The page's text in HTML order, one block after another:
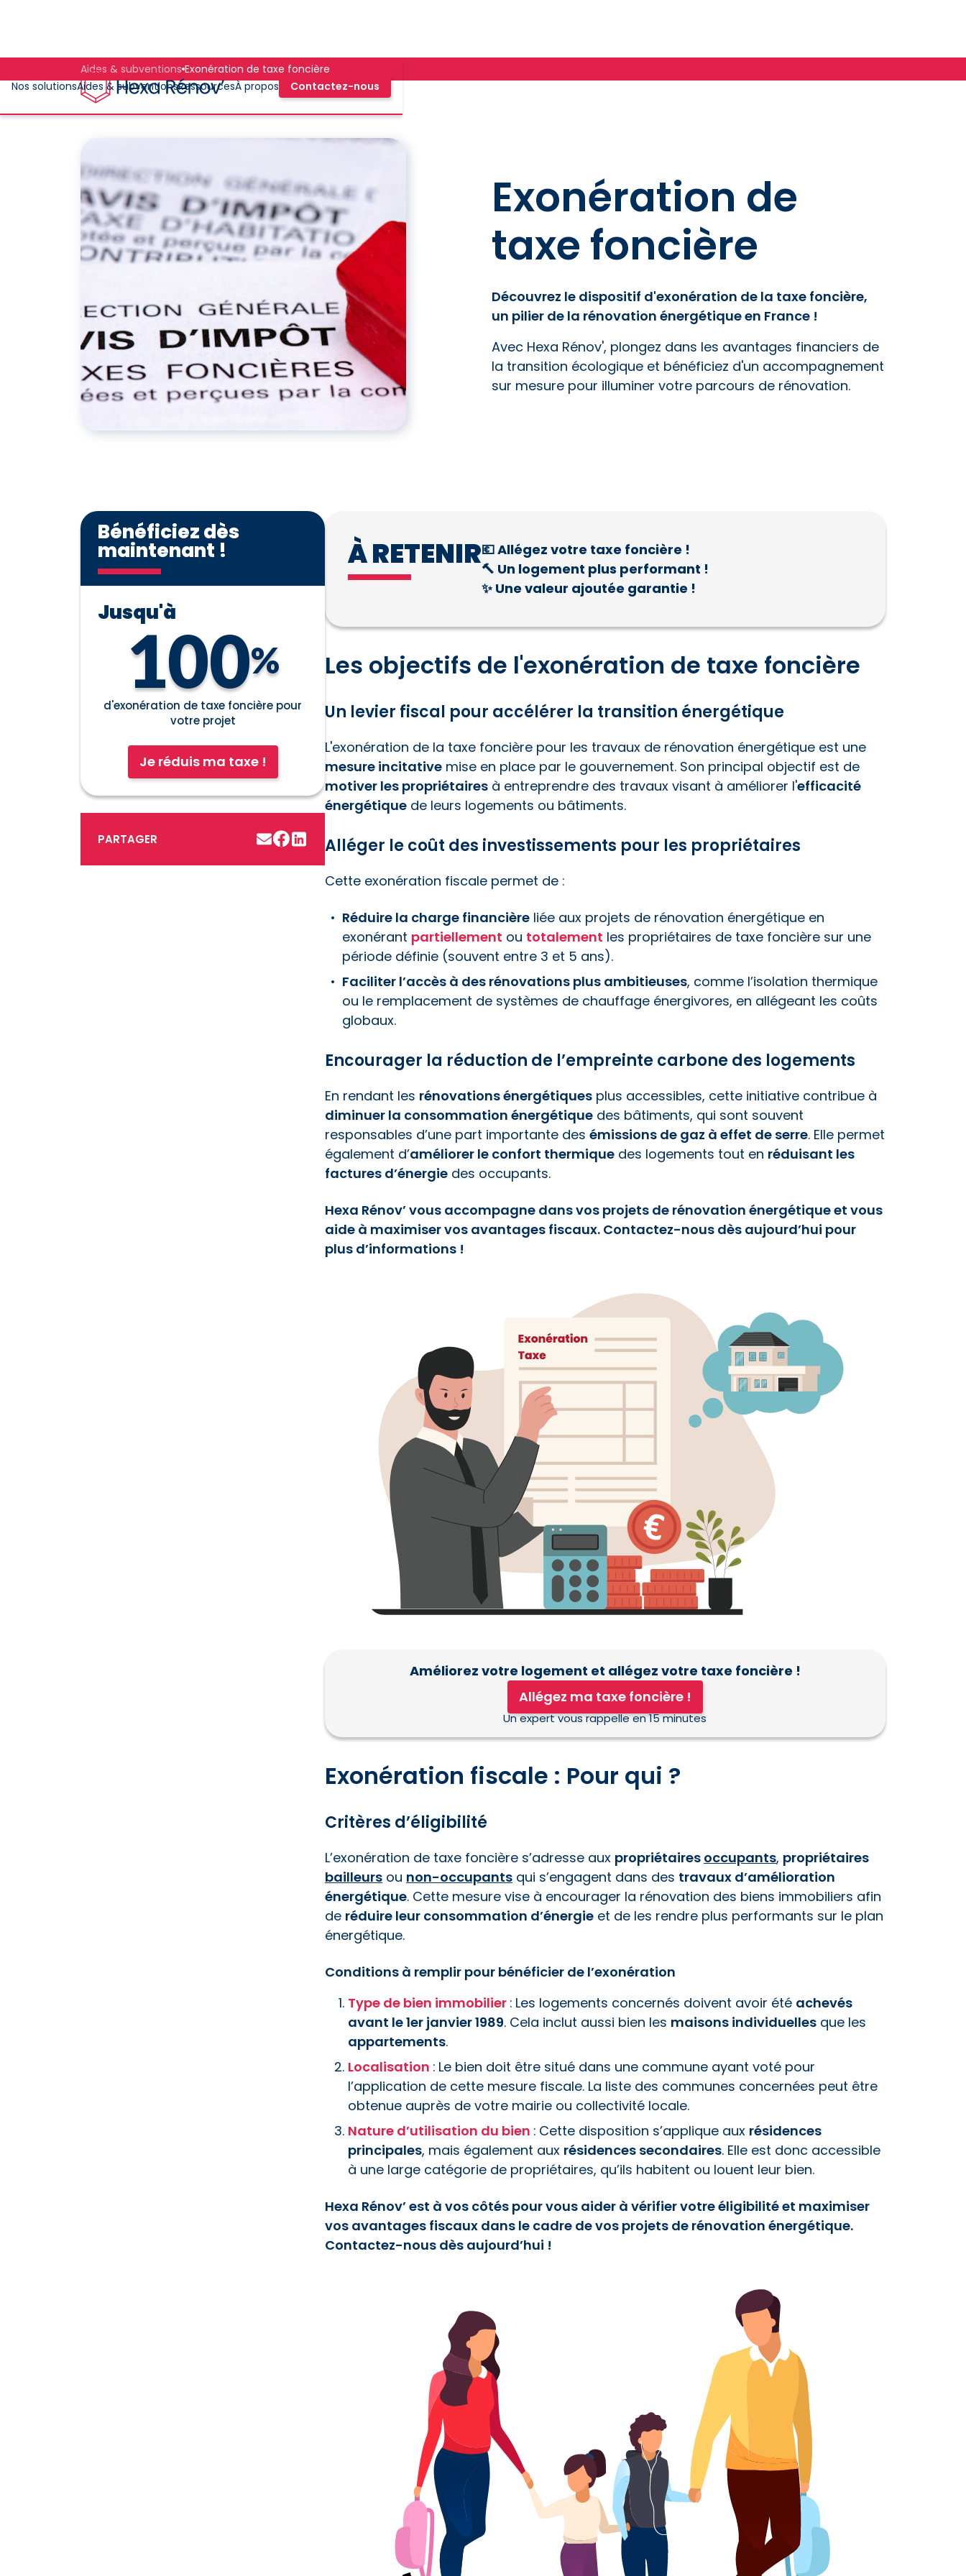
Nos solutionsAides & subventionsRessourcesÀ propos Contactez-nous
Aides & subventions Exonération de taxe foncière
Exonération de
taxe foncière
Découvrez le dispositif d'exonération de la taxe foncière,
un pilier de la rénovation énergétique en France !
Avec Hexa Rénov', plongez dans les avantages financiers de
la transition écologique et bénéficiez d'un accompagnement
sur mesure pour illuminer votre parcours de rénovation.
Bénéficiez dès
maintenant !
Jusqu'à
100%
d'exonération de taxe foncière pour
votre projet
Je réduis ma taxe !
PARTAGER
À RETENIR💶 Allégez votre taxe foncière !
🔨 Un logement plus performant !
✨ Une valeur ajoutée garantie !
Les objectifs de l'exonération de taxe foncière
Un levier fiscal pour accélérer la transition énergétique
L'exonération de la taxe foncière pour les travaux de rénovation énergétique est une
mesure incitative mise en place par le gouvernement. Son principal objectif est de
motiver les propriétaires à entreprendre des travaux visant à améliorer l'efficacité
énergétique de leurs logements ou bâtiments.
Alléger le coût des investissements pour les propriétaires
Cette exonération fiscale permet de :
Réduire la charge financière liée aux projets de rénovation énergétique en
exonérant partiellement ou totalement les propriétaires de taxe foncière sur une
période définie (souvent entre 3 et 5 ans).
Faciliter l’accès à des rénovations plus ambitieuses, comme l’isolation thermique
ou le remplacement de systèmes de chauffage énergivores, en allégeant les coûts
globaux.
Encourager la réduction de l’empreinte carbone des logements
En rendant les rénovations énergétiques plus accessibles, cette initiative contribue à
diminuer la consommation énergétique des bâtiments, qui sont souvent
responsables d’une part importante des émissions de gaz à effet de serre. Elle permet
également d’améliorer le confort thermique des logements tout en réduisant les
factures d’énergie des occupants.
Hexa Rénov’ vous accompagne dans vos projets de rénovation énergétique et vous
aide à maximiser vos avantages fiscaux. Contactez-nous dès aujourd’hui pour
plus d’informations !
Améliorez votre logement et allégez votre taxe foncière !
Allégez ma taxe foncière !
Un expert vous rappelle en 15 minutes
Exonération fiscale : Pour qui ?
Critères d’éligibilité
L’exonération de taxe foncière s’adresse aux propriétaires occupants, propriétaires
bailleurs ou non-occupants qui s’engagent dans des travaux d’amélioration
énergétique. Cette mesure vise à encourager la rénovation des biens immobiliers afin
de réduire leur consommation d’énergie et de les rendre plus performants sur le plan
énergétique.
Conditions à remplir pour bénéficier de l’exonération
Type de bien immobilier : Les logements concernés doivent avoir été achevés
avant le 1er janvier 1989. Cela inclut aussi bien les maisons individuelles que les
appartements.
Localisation : Le bien doit être situé dans une commune ayant voté pour
l’application de cette mesure fiscale. La liste des communes concernées peut être
obtenue auprès de votre mairie ou collectivité locale.
Nature d’utilisation du bien : Cette disposition s’applique aux résidences
principales, mais également aux résidences secondaires. Elle est donc accessible
à une large catégorie de propriétaires, qu’ils habitent ou louent leur bien.
Hexa Rénov’ est à vos côtés pour vous aider à vérifier votre éligibilité et maximiser
vos avantages fiscaux dans le cadre de vos projets de rénovation énergétique.
Contactez-nous dès aujourd’hui !